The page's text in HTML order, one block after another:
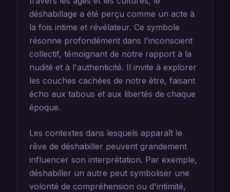
déshabillage a été perçu comme un acte à
la fois intime et révélateur. Ce symbole
résonne profondément dans l'inconscient
collectif, témoignant de notre rapport à la
nudité et à l'authenticité. Il invite à explorer
les couches cachées de notre être, faisant
écho aux tabous et aux libertés de chaque
époque.
Les contextes dans lesquels apparaît le
rêve de déshabiller peuvent grandement
influencer son interprétation. Par exemple,
déshabiller un autre peut symboliser une
volonté de compréhension ou d'intimité,